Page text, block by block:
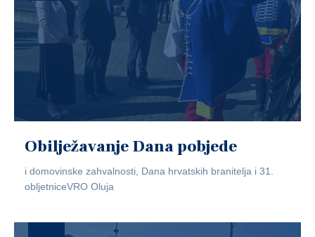
Obilježavanje Dana pobjede
i domovinske zahvalnosti, Dana hrvatskih branitelja i 31.
obljetniceVRO Oluja